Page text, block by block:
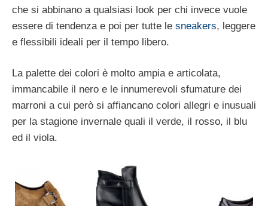
che si abbinano a qualsiasi look per chi invece vuole
essere di tendenza e poi per tutte le sneakers, leggere
e flessibili ideali per il tempo libero.
La palette dei colori è molto ampia e articolata,
immancabile il nero e le innumerevoli sfumature dei
marroni a cui però si affiancano colori allegri e inusuali
per la stagione invernale quali il verde, il rosso, il blu
ed il viola.